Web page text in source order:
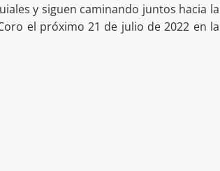
y siguen caminando juntos hacia la
el próximo 21 de julio de 2022 en la